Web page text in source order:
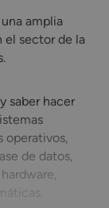
amplia
el sector de la
saber hacer
operativos,
de datos,